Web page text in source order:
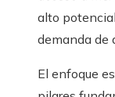
alto
demanda de
El enfoque